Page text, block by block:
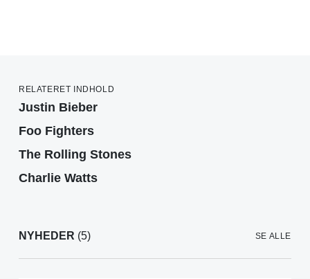
RELATERET INDHOLD
Justin Bieber
Foo Fighters
The Rolling Stones
Charlie Watts
NYHEDER (5) SE ALLE